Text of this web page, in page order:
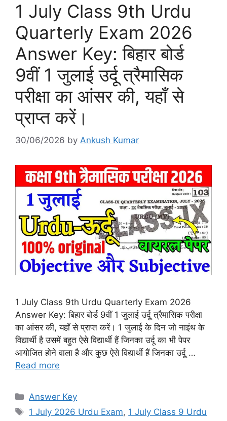
1 July Class 9th Urdu
Quarterly Exam 2026
Answer Key: बिहार बोर्ड
9वीं 1 जुलाई उर्दू त्रैमासिक
परीक्षा का आंसर की, यहाँ से
प्राप्त करें।
30/06/2026 by Ankush Kumar
1 July Class 9th Urdu Quarterly Exam 2026
Answer Key: बिहार बोर्ड 9वीं 1 जुलाई उर्दू त्रैमासिक परीक्षा
का आंसर की, यहाँ से प्राप्त करें। 1 जुलाई के दिन जो नाइंथ के
विद्यार्थी है उसमें बहुत ऐसे विद्यार्थी हैं जिनका उर्दू का भी पेपर
आयोजित होने वाला है और कुछ ऐसे विद्यार्थी हैं जिनका उर्दू …
Read more
Categories
Answer Key
Tags
1 July 2026 Urdu Exam, 1 July Class 9 Urdu